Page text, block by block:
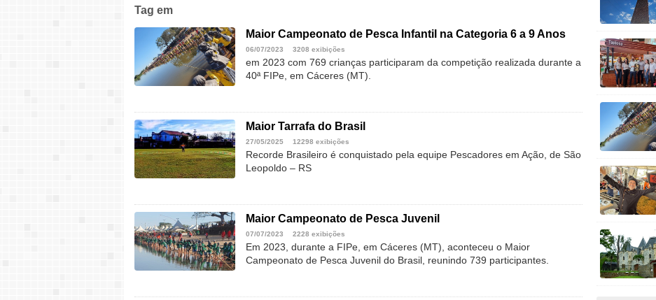
Tag em
Maior Campeonato de Pesca Infantil na Categoria 6 a 9 Anos
06/07/2023 3208 exibições
em 2023 com 769 crianças participaram da competição realizada durante a
40ª FIPe, em Cáceres (MT).
Maior Tarrafa do Brasil
27/05/2025 12298 exibições
Recorde Brasileiro é conquistado pela equipe Pescadores em Ação, de São
Leopoldo – RS
Maior Campeonato de Pesca Juvenil
07/07/2023 2228 exibições
Em 2023, durante a FIPe, em Cáceres (MT), aconteceu o Maior
Campeonato de Pesca Juvenil do Brasil, reunindo 739 participantes.